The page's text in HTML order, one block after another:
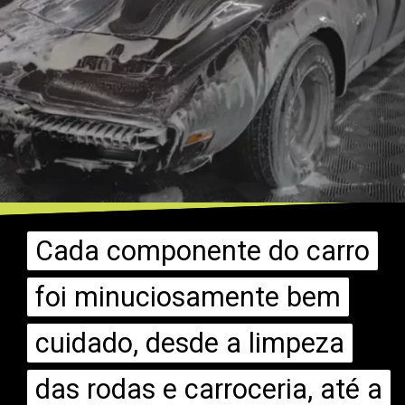
Cada componente do carro
foi minuciosamente bem
cuidado, desde a limpeza
das rodas e carroceria, até a
Cada componente do carro
foi minuciosamente bem
cuidado, desde a limpeza
das rodas e carroceria, até a